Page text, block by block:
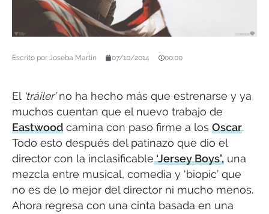
Escrito por Joseba Martín 07/10/2014 00:00
El ‘tráiler’no ha hecho más que estrenarse y ya
muchos cuentan que el nuevo trabajo de
Eastwood camina con paso firme a los Oscar.
Todo esto después del patinazo que dio el
director con la inclasificable‘Jersey Boys’, una
mezcla entre musical, comedia y ‘biopic’ que
no es de lo mejor del director ni mucho menos.
Ahora regresa con una cinta basada en una